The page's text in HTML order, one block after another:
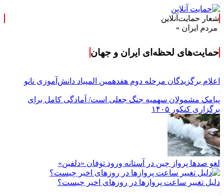
شعار حمایت‌آنلاین
»
حمایت‌های لحظه‌ای ایران و جهان
اعلام برگزیدگان مرحله دوم هفدهمین المپیاد دانش‌آموزی نانو
پیامک مشمولان سهمیه جنگ جعلی است/ آمادگی کامل برای
برگزاری کنکور ۱۴۰۵
لغو صدها پرواز چین در آستانه ورود توفان «دلفین»
دلیل تغییر ساعت پروازها در روزهای اخیر چیست؟